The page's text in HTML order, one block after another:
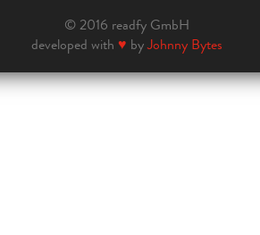
© 2016 readfy GmbH
developed with ♥ byJohnny Bytes